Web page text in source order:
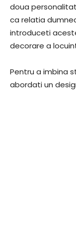
doua
ca relatia
introduceti
decorare a
Pentru a imbina
abordati un